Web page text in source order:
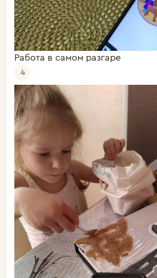
Работа в самом разгаре
4